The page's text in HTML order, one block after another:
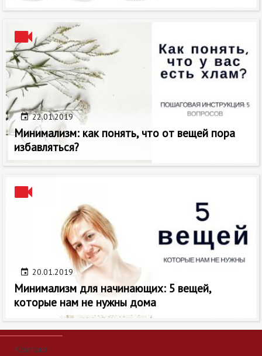
22.01.2019
Минимализм: как понять, что от вещей пора
избавляться?
20.01.2019
Минимализм для начинающих: 5 вещей,
которые нам не нужны дома
Контакт